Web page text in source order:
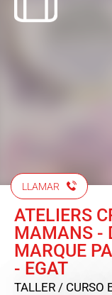
LLAMAR
ATELIERS
MAMANS -
MARQUE
- EGAT
TALLER / CURSO